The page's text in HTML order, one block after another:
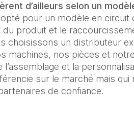
d’ailleurs selon un
pour un modèle en circuit
du produit et le
choisissons un distributeur
machines, nos pièces et
et la
sur le marché mais qui
de confiance.